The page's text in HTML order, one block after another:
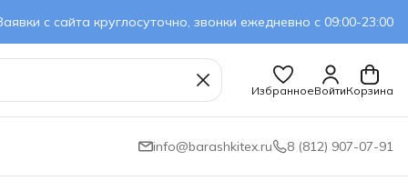
с сайта круглосуточно, звонки ежедневно с 09:00-23:00
ИзбранноеВойтиКорзина
info@barashkitex.ru 8 (812) 907-07-91